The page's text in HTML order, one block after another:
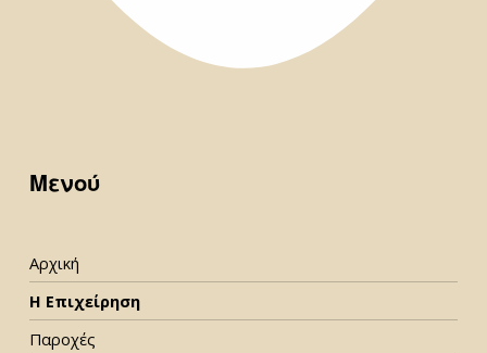
Μενού
Αρχική
Η Επιχείρηση
Παροχές